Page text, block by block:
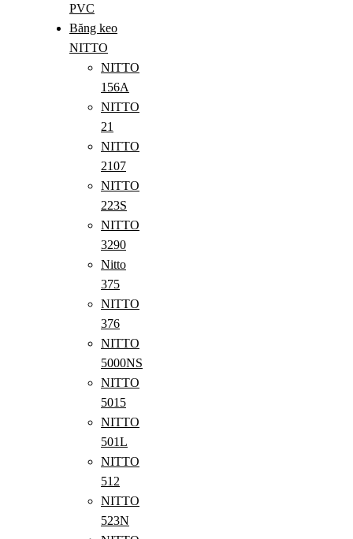
PVC
Băng keo
NITTO
NITTO
156A
NITTO
21
NITTO
2107
NITTO
223S
NITTO
3290
Nitto
375
NITTO
376
NITTO
5000NS
NITTO
5015
NITTO
501L
NITTO
512
NITTO
523N